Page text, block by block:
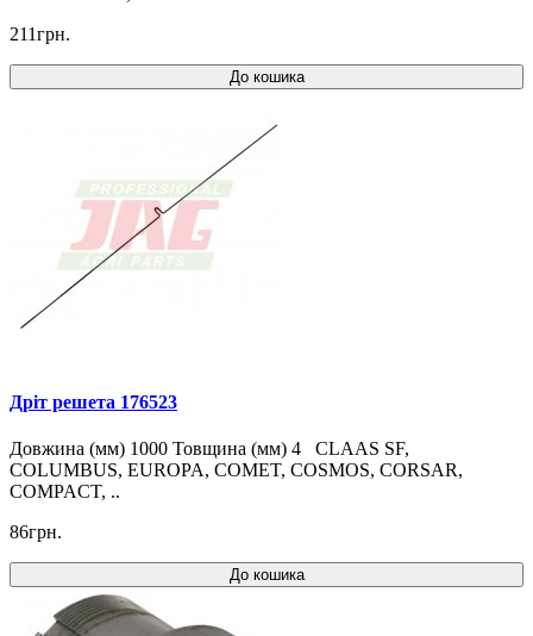
211грн.
До кошика
Дріт решета 176523
Довжина (мм) 1000 Товщина (мм) 4 CLAAS SF,
COLUMBUS, EUROPA, COMET, COSMOS, CORSAR,
COMPACT, ..
86грн.
До кошика